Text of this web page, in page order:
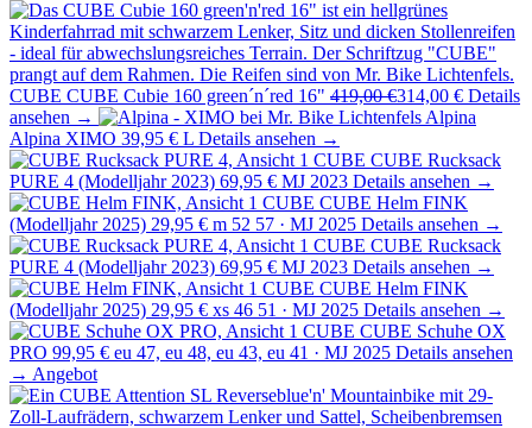
CUBE CUBE Cubie 160 green´n´red 16" 419,00 €314,00 € Details
ansehen →
Alpina
Alpina XIMO 39,95 € L Details ansehen →
CUBE CUBE Rucksack
PURE 4 (Modelljahr 2023) 69,95 € MJ 2023 Details ansehen →
CUBE CUBE Helm FINK
(Modelljahr 2025) 29,95 € m 52 57 · MJ 2025 Details ansehen →
CUBE CUBE Rucksack
PURE 4 (Modelljahr 2023) 69,95 € MJ 2023 Details ansehen →
CUBE CUBE Helm FINK
(Modelljahr 2025) 29,95 € xs 46 51 · MJ 2025 Details ansehen →
CUBE CUBE Schuhe OX
PRO 99,95 € eu 47, eu 48, eu 43, eu 41 · MJ 2025 Details ansehen
→ Angebot